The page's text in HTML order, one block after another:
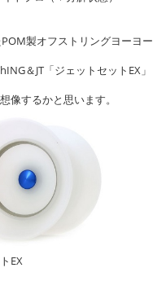
製オフストリングヨーヨー
＆JT「ジェットセットEX」
像するかと思います。
EX